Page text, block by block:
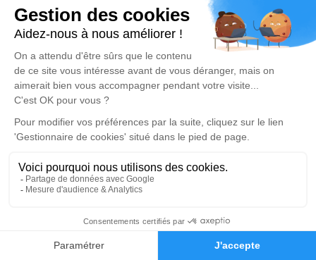
Faire-part Hommages
anecdote ou exprimer vos pensées à travers des
poèmes ou des textes. Cet endroit est un lieu
d'expression dédié à honorer la mémoire de Robert
DEREUME.
Un service de plantation d’arbre hommage est
disponible ici.
Je rends hommage
Cérémonie religieuse
Cimetière de Camphin-en-Carembault
59133 Camphin-en-Carembault